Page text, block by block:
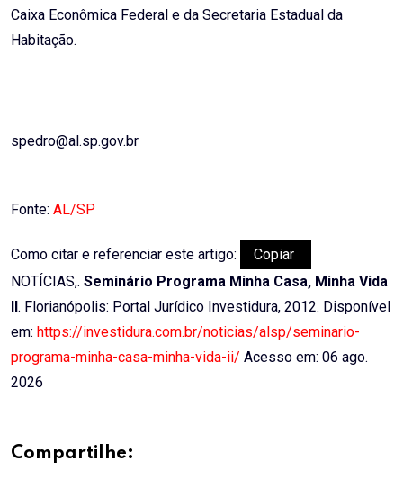
Caixa Econômica Federal e da Secretaria Estadual da
Habitação.
spedro@al.sp.gov.br
Fonte: AL/SP
Como citar e referenciar este artigo:
Copiar
NOTÍCIAS,. Seminário Programa Minha Casa, Minha Vida
. Florianópolis: Portal Jurídico Investidura, 2012. Disponível
em: https://investidura.com.br/noticias/alsp/seminario-
programa-minha-casa-minha-vida-ii/ Acesso em: 06 ago.
2026
Compartilhe: